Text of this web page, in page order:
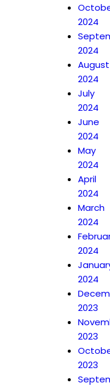
2024
2024
August
2024
July
2024
June
2024
May
2024
April
2024
March
2024
2024
2024
2023
2023
2023